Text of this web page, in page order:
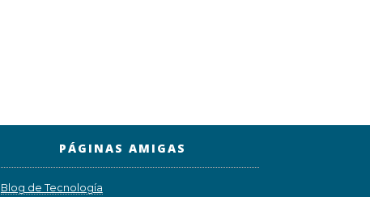
PÁGINAS AMIGAS
Blog de Tecnología